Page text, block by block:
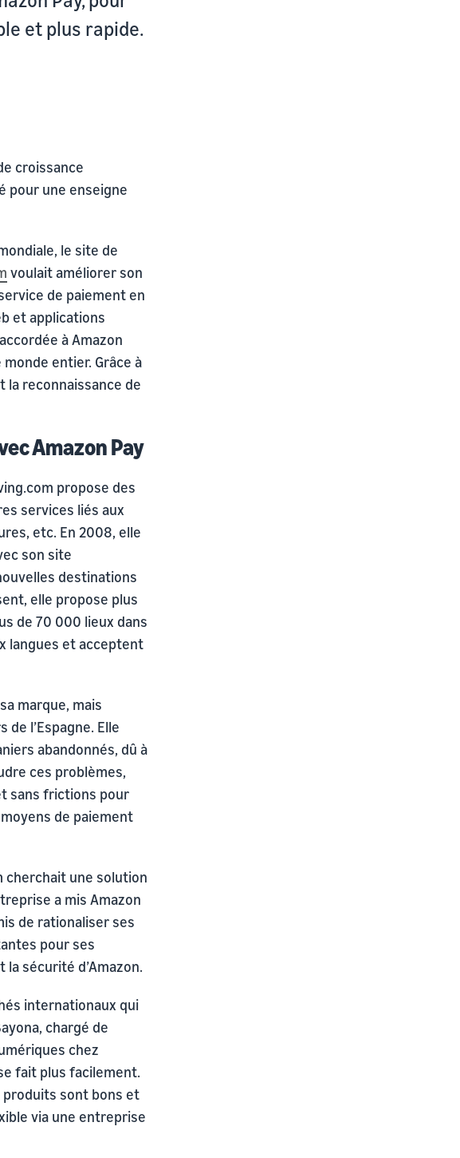
et plus rapide.
croissance
pour une enseigne
le site de
voulait améliorer son
de paiement en
et applications
à Amazon
entier. Grâce à
reconnaissance de
Amazon Pay
propose des
services liés aux
etc. En 2008, elle
son site
destinations
elle propose plus
de 70 000 lieux dans
langues et acceptent
marque, mais
l’Espagne. Elle
abandonnés, dû à
ces problèmes,
sans frictions pour
de paiement
cherchait une solution
a mis Amazon
de rationaliser ses
pour ses
sécurité d’Amazon.
internationaux qui
chargé de
chez
fait plus facilement.
sont bons et
via une entreprise